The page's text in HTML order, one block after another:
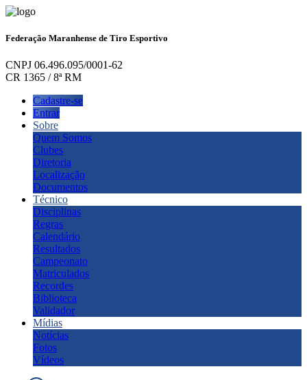
Federação Maranhense de Tiro Esportivo
CNPJ 06.496.095/0001-62
CR 1365 / 8ª RM
Cadastre-se
Entrar
Sobre
Quem Somos
Clubes
Diretoria
Localização
Documentos
Técnico
Disciplinas
Regras
Calendário
Resultados
Campeonato
Matriculados
Recordes
Biblioteca
Validador
Mídias
Notícias
Fotos
Vídeos